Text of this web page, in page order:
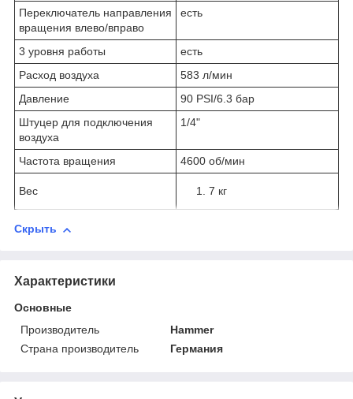
Переключатель направления
вращения влево/вправо
есть
3 уровня работы
есть
Расход воздуха
583 л/мин
Давление
90 PSI/6.3 бар
Штуцер для подключения
воздуха
1/4"
Частота вращения 4600 об/мин
Вес 7 кг
Скрыть
Характеристики
Основные
Производитель
Hammer
Страна производитель
Германия